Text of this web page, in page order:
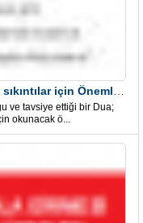
ve tavsiye ettiği bir Dua;
okunacak ö...